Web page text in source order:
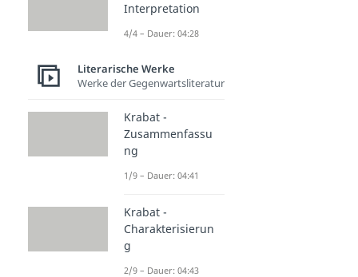
Interpretation
4/4 – Dauer: 04:28
Literarische Werke
Werke der Gegenwartsliteratur
Krabat -
Zusammenfassu
ng
1/9 – Dauer: 04:41
Krabat -
Charakterisierun
g
2/9 – Dauer: 04:43